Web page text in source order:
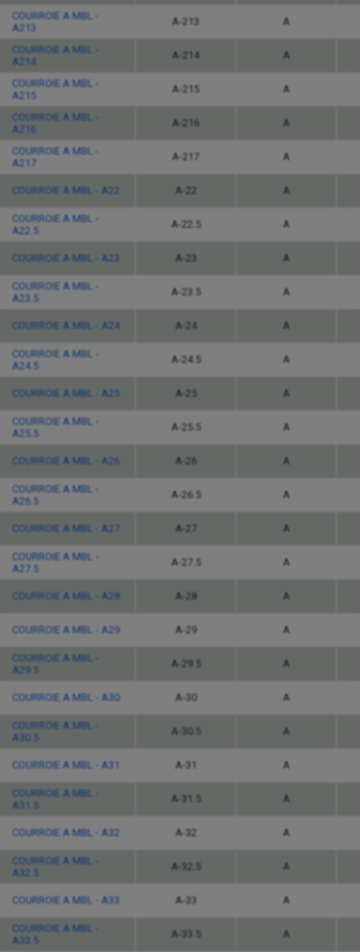
COURROIE A MBL -
A213
A-213 A
COURROIE A MBL -
A214
A-214 A
COURROIE A MBL -
A215
A-215 A
COURROIE A MBL -
A216
A-216 A
COURROIE A MBL -
A217
A-217 A
COURROIE A MBL - A22 A-22 A
COURROIE A MBL -
A22.5
A-22.5 A
COURROIE A MBL - A23 A-23 A
COURROIE A MBL -
A23.5
A-23.5 A
COURROIE A MBL - A24 A-24 A
COURROIE A MBL -
A24.5
A-24.5 A
COURROIE A MBL - A25 A-25 A
COURROIE A MBL -
A25.5
A-25.5 A
COURROIE A MBL - A26 A-26 A
COURROIE A MBL -
A26.5
A-26.5 A
COURROIE A MBL - A27 A-27 A
COURROIE A MBL -
A27.5
A-27.5 A
COURROIE A MBL - A28 A-28 A
COURROIE A MBL - A29 A-29 A
COURROIE A MBL -
A29.5
A-29.5 A
COURROIE A MBL - A30 A-30 A
COURROIE A MBL -
A30.5
A-30.5 A
COURROIE A MBL - A31 A-31 A
COURROIE A MBL -
A31.5
A-31.5 A
COURROIE A MBL - A32 A-32 A
COURROIE A MBL -
A32.5
A-32.5 A
COURROIE A MBL - A33 A-33 A
COURROIE A MBL -
A33.5
A-33.5 A